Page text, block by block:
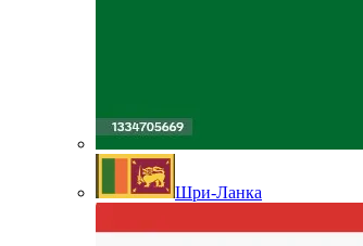
Шри-Ланка